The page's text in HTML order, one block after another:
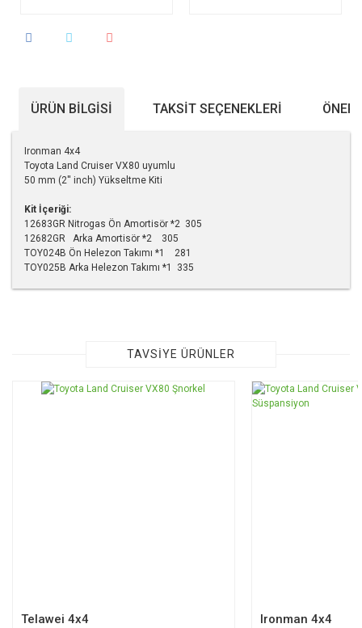
ÜRÜN BILGISI TAKSIT SEÇENEKLERI
Ironman 4x4
Toyota Land Cruiser VX80 uyumlu
50 mm (2'' inch) Yükseltme Kiti
Kit İçeriği:
12683GR Nitrogas Ön Amortisör *2 305
12682GR Arka Amortisör *2 305
TOY024B Ön Helezon Takımı *1 281
TOY025B Arka Helezon Takımı *1 335
Görüş ve önerileriniz için teşekkür ederiz.
Ürün resmi kalitesiz, bozuk veya görüntülenemiyor.
TAVSİYE ÜRÜNLER
Telawei 4x4 Ironman 4x4